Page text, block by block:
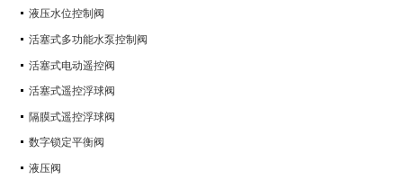
液压水位控制阀
活塞式多功能水泵控制阀
活塞式电动遥控阀
活塞式遥控浮球阀
隔膜式遥控浮球阀
数字锁定平衡阀
液压阀